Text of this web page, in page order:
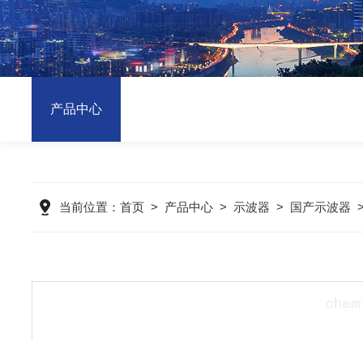
产品中心
当前位置： 首页 > 产品中心 > 示波器 > 国产示波器